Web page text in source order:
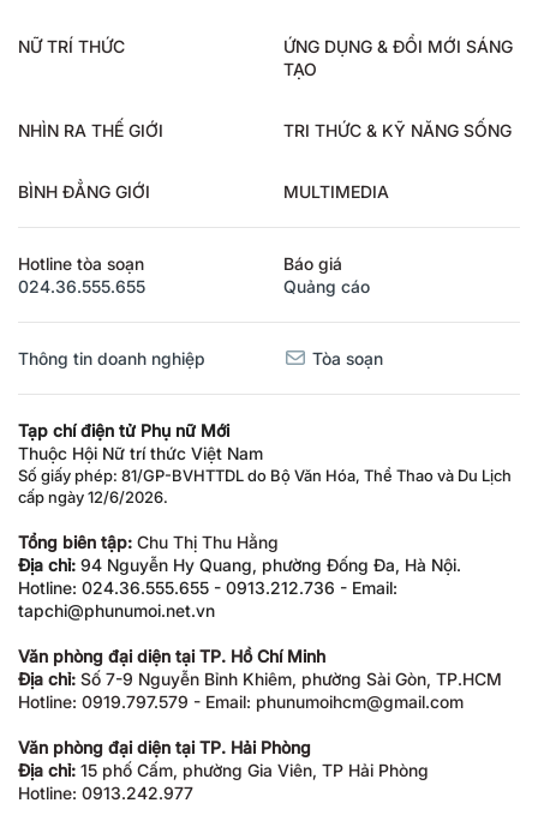
NỮ TRÍ THỨC
ỨNG DỤNG & ĐỔI MỚI SÁNG
TẠO
NHÌN RA THẾ GIỚI TRI THỨC & KỸ NĂNG SỐNG
BÌNH ĐẲNG GIỚI MULTIMEDIA
Hotline tòa soạn
024.36.555.655
Báo giá
Quảng cáo
Thông tin doanh nghiệp Tòa soạn
Tạp chí điện tử Phụ nữ Mới
Thuộc Hội Nữ trí thức Việt Nam
Số giấy phép: 81/GP-BVHTTDL do Bộ Văn Hóa, Thể Thao và Du Lịch
cấp ngày 12/6/2026.
Tổng biên tập: Chu Thị Thu Hằng
Địa chỉ: 94 Nguyễn Hy Quang, phường Đống Đa, Hà Nội.
Hotline: 024.36.555.655 - 0913.212.736 - Email:
tapchi@phunumoi.net.vn
Văn phòng đại diện tại TP. Hồ Chí Minh
Địa chỉ: Số 7-9 Nguyễn Bỉnh Khiêm, phường Sài Gòn, TP.HCM
Hotline: 0919.797.579 - Email: phunumoihcm@gmail.com
Văn phòng đại diện tại TP. Hải Phòng
Địa chỉ: 15 phố Cấm, phường Gia Viên, TP Hải Phòng
Hotline: 0913.242.977